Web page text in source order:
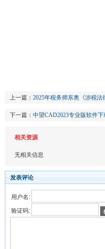
上一篇： 2025年税务师东奥《涉税法
下一篇： 中望CAD2023专业版软件
相关资源
无相关信息
发表评论
用户名:
验证码: